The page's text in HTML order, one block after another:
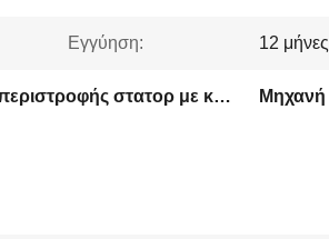
Εγγύηση: 12 μήνες
Μηχανή περιστροφής στατορ με κινητήρα σερβοαποτύπωσης